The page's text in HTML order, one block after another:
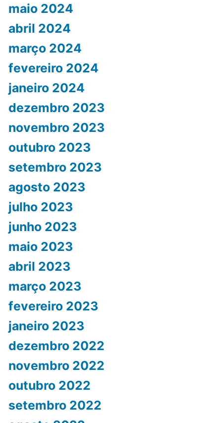
maio 2024
abril 2024
março 2024
fevereiro 2024
janeiro 2024
dezembro 2023
novembro 2023
outubro 2023
setembro 2023
agosto 2023
julho 2023
junho 2023
maio 2023
abril 2023
março 2023
fevereiro 2023
janeiro 2023
dezembro 2022
novembro 2022
outubro 2022
setembro 2022